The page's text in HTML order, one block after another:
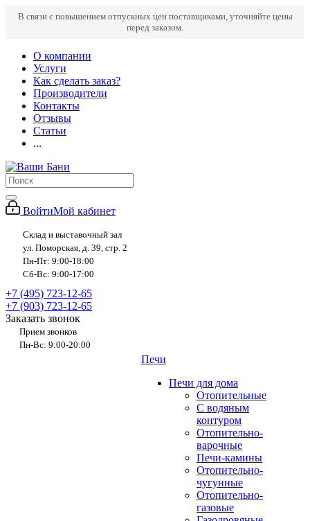
В связи с повышением отпускных цен поставщиками, уточняйте цены
перед заказом.
О компании
Услуги
Как сделать заказ?
Производители
Контакты
Отзывы
Статьи
...
ВойтиМой кабинет
Склад и выставочный зал
ул. Поморская, д. 39, стр. 2
Пн-Пт: 9:00-18:00
Сб-Вс: 9:00-17:00
+7 (495) 723-12-65
+7 (903) 723-12-65
Заказать звонок
Прием звонков
Пн-Вс: 9:00-20:00
Печи
Печи для дома
Отопительные
C водяным
контуром
Отопительно-
варочные
Печи-камины
Отопительно-
чугунные
Отопительно-
газовые